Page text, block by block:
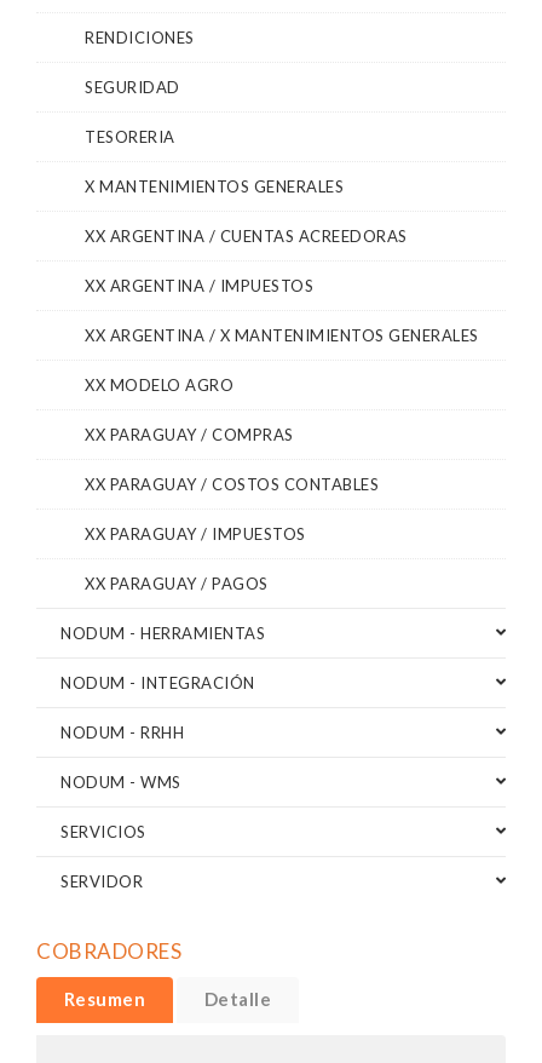
RENDICIONES
SEGURIDAD
TESORERIA
X MANTENIMIENTOS GENERALES
XX ARGENTINA / CUENTAS ACREEDORAS
XX ARGENTINA / IMPUESTOS
XX ARGENTINA / X MANTENIMIENTOS GENERALES
XX MODELO AGRO
XX PARAGUAY / COMPRAS
XX PARAGUAY / COSTOS CONTABLES
XX PARAGUAY / IMPUESTOS
XX PARAGUAY / PAGOS
NODUM - HERRAMIENTAS
NODUM - INTEGRACIÓN
NODUM - RRHH
NODUM - WMS
SERVICIOS
SERVIDOR
COBRADORES
Resumen Detalle